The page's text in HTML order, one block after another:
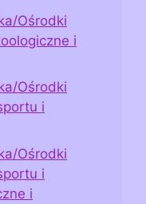
Ośrodki
i
Ośrodki
i
Ośrodki
i
i